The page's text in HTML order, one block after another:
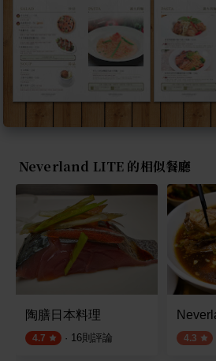
Neverland LITE 的相似餐廳
陶膳日本料理
4.7 · 16則評論 4.3